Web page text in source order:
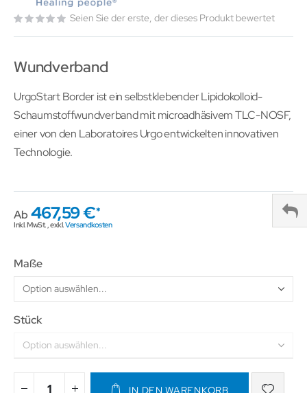
Seien Sie der erste, der dieses Produkt bewertet
Wundverband
UrgoStart Border ist ein selbstklebender Lipidokolloid-
Schaumstoffwundverband mit microadhäsivem TLC-NOSF,
einer von den Laboratoires Urgo entwickelten innovativen
Technologie.
Ab 467,59 €
Inkl. MwSt.,exkl.Versandkosten
Maße
Stück
IN DEN WARENKORB